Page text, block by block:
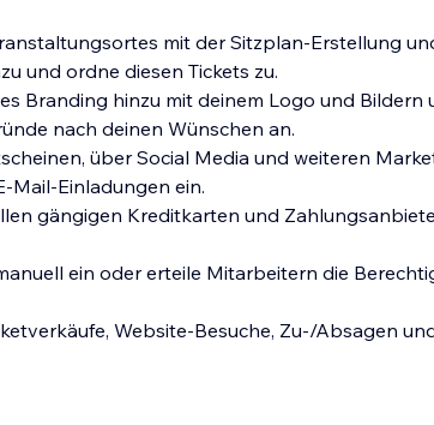
mit der Sitzplan-Erstellung und
und ordne diesen Tickets zu.
hinzu mit deinem Logo und Bildern und
nach deinen Wünschen an.
über Social Media und weiteren
Mail-Einladungen ein.
gängigen Kreditkarten und
ein oder erteile Mitarbeitern die
Website-Besuche, Zu-/Absagen